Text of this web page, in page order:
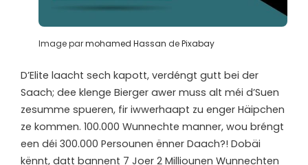
Image parmohamed Hassan dePixabay
D’Elite laacht sech kapott, verdéngt gutt bei der
Saach; dee klenge Bierger awer muss alt méi d’Suen
zesumme spueren, fir iwwerhaapt zu enger Häipchen
ze kommen. 100.000 Wunnechte manner, wou bréngt
een déi 300.000 Persounen ënner Daach?! Dobäi
kënnt, datt bannent 7 Joer 2 Milliounen Wunnechten